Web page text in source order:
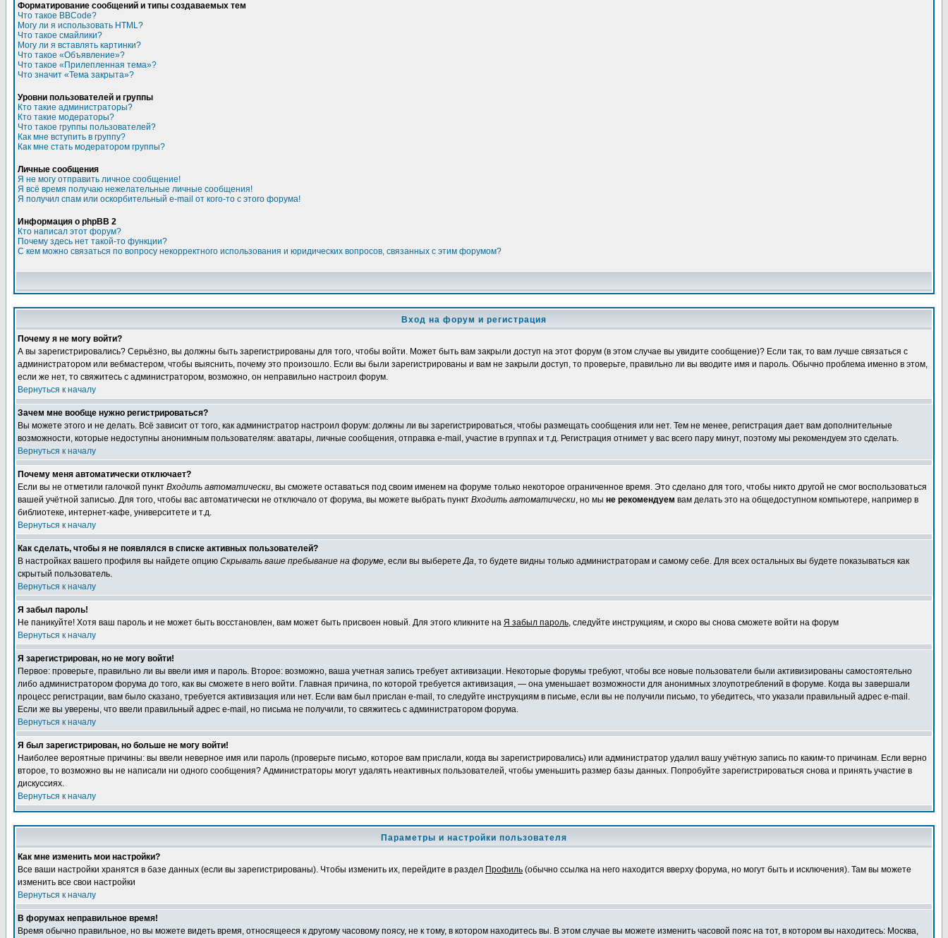
Форматирование сообщений и типы создаваемых тем
Что такое BBCode?
Могу ли я использовать HTML?
Что такое смайлики?
Могу ли я вставлять картинки?
Что такое «Объявление»?
Что такое «Прилепленная тема»?
Что значит «Тема закрыта»?
Уровни пользователей и группы
Кто такие администраторы?
Кто такие модераторы?
Что такое группы пользователей?
Как мне вступить в группу?
Как мне стать модератором группы?
Личные сообщения
Я не могу отправить личное сообщение!
Я всё время получаю нежелательные личные сообщения!
Я получил спам или оскорбительный e-mail от кого-то с этого форума!
Информация о phpBB 2
Кто написал этот форум?
Почему здесь нет такой-то функции?
С кем можно связаться по вопросу некорректного использования и юридических вопросов, связанных с этим форумом?
Вход на форум и регистрация
Почему я не могу войти?
А вы зарегистрировались? Серьёзно, вы должны быть зарегистрированы для того, чтобы войти. Может быть вам закрыли доступ на этот форум (в этом случае вы увидите сообщение)? Если так, то вам лучше связаться с
администратором или вебмастером, чтобы выяснить, почему это произошло. Если вы были зарегистрированы и вам не закрыли доступ, то проверьте, правильно ли вы вводите имя и пароль. Обычно проблема именно в этом,
если же нет, то свяжитесь с администратором, возможно, он неправильно настроил форум.
Вернуться к началу
Зачем мне вообще нужно регистрироваться?
Вы можете этого и не делать. Всё зависит от того, как администратор настроил форум: должны ли вы зарегистрироваться, чтобы размещать сообщения или нет. Тем не менее, регистрация дает вам дополнительные
возможности, которые недоступны анонимным пользователям: аватары, личные сообщения, отправка e-mail, участие в группах и т.д. Регистрация отнимет у вас всего пару минут, поэтому мы рекомендуем это сделать.
Вернуться к началу
Почему меня автоматически отключает?
Если вы не отметили галочкой пункт Входить автоматически, вы сможете оставаться под своим именем на форуме только некоторое ограниченное время. Это сделано для того, чтобы никто другой не смог воспользоваться
вашей учётной записью. Для того, чтобы вас автоматически не отключало от форума, вы можете выбрать пункт Входить автоматически, но мы не рекомендуем вам делать это на общедоступном компьютере, например в
библиотеке, интернет-кафе, университете и т.д.
Вернуться к началу
Как сделать, чтобы я не появлялся в списке активных пользователей?
В настройках вашего профиля вы найдете опцию Скрывать ваше пребывание на форуме, если вы выберетеДа, то будете видны только администраторам и самому себе. Для всех остальных вы будете показываться как
скрытый пользователь.
Вернуться к началу
Я забыл пароль!
Не паникуйте! Хотя ваш пароль и не может быть восстановлен, вам может быть присвоен новый. Для этого кликните на Я забыл пароль, следуйте инструкциям, и скоро вы снова сможете войти на форум
Вернуться к началу
Я зарегистрирован, но не могу войти!
Первое: проверьте, правильно ли вы ввели имя и пароль. Второе: возможно, ваша учетная запись требует активизации. Некоторые форумы требуют, чтобы все новые пользователи были активизированы самостоятельно
либо администратором форума до того, как вы сможете в него войти. Главная причина, по которой требуется активизация, — она уменьшает возможности для анонимных злоупотреблений в форуме. Когда вы завершали
процесс регистрации, вам было сказано, требуется активизация или нет. Если вам был прислан e-mail, то следуйте инструкциям в письме, если вы не получили письмо, то убедитесь, что указали правильный адрес e-mail.
Если же вы уверены, что ввели правильный адрес e-mail, но письма не получили, то свяжитесь с администратором форума.
Вернуться к началу
Я был зарегистрирован, но больше не могу войти!
Наиболее вероятные причины: вы ввели неверное имя или пароль (проверьте письмо, которое вам прислали, когда вы зарегистрировались) или администратор удалил вашу учётную запись по каким-то причинам. Если верно
второе, то возможно вы не написали ни одного сообщения? Администраторы могут удалять неактивных пользователей, чтобы уменьшить размер базы данных. Попробуйте зарегистрироваться снова и принять участие в
дискуссиях.
Вернуться к началу
Параметры и настройки пользователя
Как мне изменить мои настройки?
Все ваши настройки хранятся в базе данных (если вы зарегистрированы). Чтобы изменить их, перейдите в раздел Профиль (обычно ссылка на него находится вверху форума, но могут быть и исключения). Там вы можете
изменить все свои настройки
Вернуться к началу
В форумах неправильное время!
Время обычно правильное, но вы можете видеть время, относящееся к другому часовому поясу, не к тому, в котором находитесь вы. В этом случае вы можете изменить часовой пояс на тот, в котором вы находитесь: Москва,